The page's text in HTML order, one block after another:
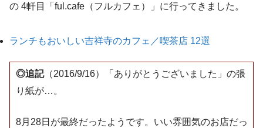
の 4軒目「ful.cafe（フルカフェ）」に行ってきました。
ランチもおいしい吉祥寺のカフェ／喫茶店 12選
◎追記（2016/9/16）「ありがとうございました」の張
り紙が…。
8月28日が最終だったようです。いい雰囲気のお店だっ